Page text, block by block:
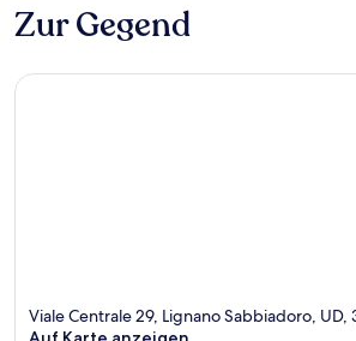
Zur Gegend
Viale Centrale 29, Lignano Sabbiadoro, UD,